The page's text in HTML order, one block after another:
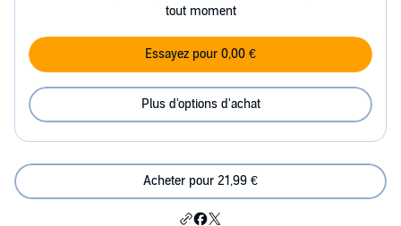
tout moment
Essayez pour 0,00 €
Plus d'options d'achat
Acheter pour 21,99 €